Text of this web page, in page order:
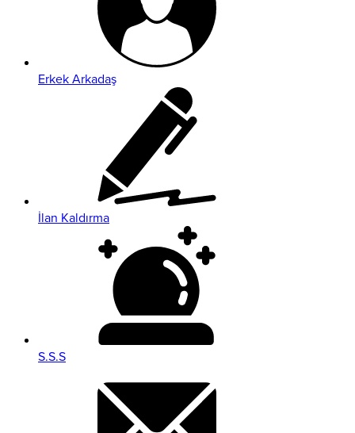
Erkek Arkadaş
İlan Kaldırma
S.S.S